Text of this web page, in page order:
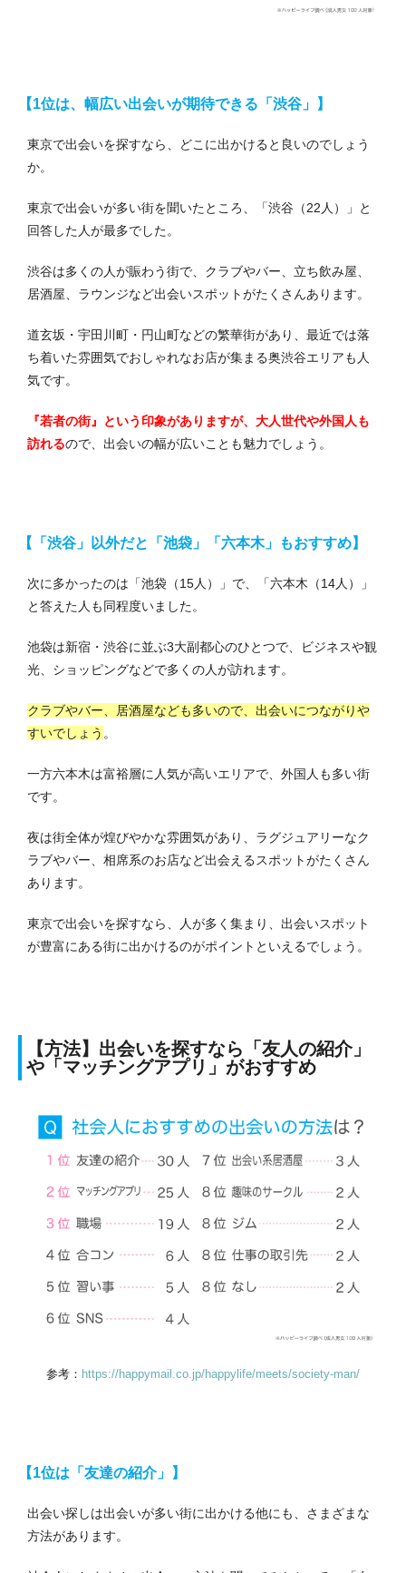
【1位は、幅広い出会いが期待できる「渋谷」】
東京で出会いを探すなら、どこに出かけると良いのでしょう
か。
東京で出会いが多い街を聞いたところ、「渋谷（22人）」と
回答した人が最多でした。
渋谷は多くの人が賑わう街で、クラブやバー、立ち飲み屋、
居酒屋、ラウンジなど出会いスポットがたくさんあります。
道玄坂・宇田川町・円山町などの繁華街があり、最近では落
ち着いた雰囲気でおしゃれなお店が集まる奥渋谷エリアも人
気です。
『若者の街』という印象がありますが、大人世代や外国人も
訪れるので、出会いの幅が広いことも魅力でしょう。
【「渋谷」以外だと「池袋」「六本木」もおすすめ】
次に多かったのは「池袋（15人）」で、「六本木（14人）」
と答えた人も同程度いました。
池袋は新宿・渋谷に並ぶ3大副都心のひとつで、ビジネスや観
光、ショッピングなどで多くの人が訪れます。
クラブやバー、居酒屋なども多いので、出会いにつながりや
すいでしょう 。
一方六本木は富裕層に人気が高いエリアで、外国人も多い街
です。
夜は街全体が煌びやかな雰囲気があり、ラグジュアリーなク
ラブやバー、相席系のお店など出会えるスポットがたくさん
あります。
東京で出会いを探すなら、人が多く集まり、出会いスポット
が豊富にある街に出かけるのがポイントといえるでしょう。
【方法】出会いを探すなら「友人の紹介」
や「マッチングアプリ」がおすすめ
参考： https://happymail.co.jp/happylife/meets/society-man/
【1位は「友達の紹介」】
出会い探しは出会いが多い街に出かける他にも、さまざまな
方法があります。